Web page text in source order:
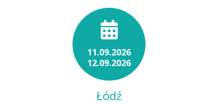
11.09.2026
12.09.2026
Łódź